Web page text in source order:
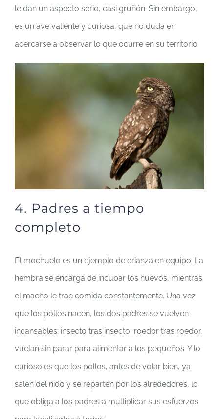
le dan un aspecto serio, casi gruñón. Sin embargo,
es un ave valiente y curiosa, que no duda en
acercarse a observar lo que ocurre en su territorio.
4. Padres a tiempo
completo
El mochuelo es un ejemplo de crianza en equipo. La
hembra se encarga de incubar los huevos, mientras
el macho le trae comida constantemente. Una vez
que los pollos nacen, los dos padres se vuelven
incansables: insecto tras insecto, roedor tras roedor,
vuelan sin parar para alimentar a los pequeños. Y lo
curioso es que los pollos, antes de volar bien, ya
salen del nido y se reparten por los alrededores, lo
que obliga a los padres a multiplicar sus esfuerzos